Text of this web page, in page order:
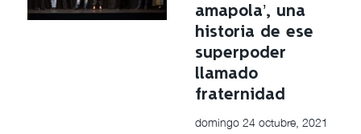
amapola’, una
historia de ese
superpoder
llamado
fraternidad
domingo 24 octubre, 2021